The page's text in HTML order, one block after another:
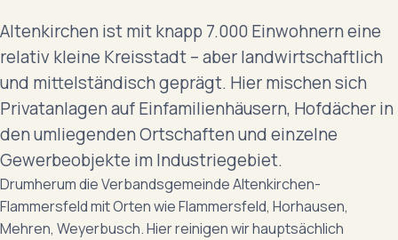
Altenkirchen ist mit knapp 7.000 Einwohnern eine
relativ kleine Kreisstadt – aber landwirtschaftlich
und mittelständisch geprägt. Hier mischen sich
Privatanlagen auf Einfamilienhäusern, Hofdächer in
den umliegenden Ortschaften und einzelne
Gewerbeobjekte im Industriegebiet.
Drumherum die Verbandsgemeinde Altenkirchen-
Flammersfeld mit Orten wie Flammersfeld, Horhausen,
Mehren, Weyerbusch. Hier reinigen wir hauptsächlich